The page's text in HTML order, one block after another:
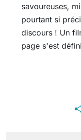
savoureuses,
pourtant si
discours ! Un
page s'est